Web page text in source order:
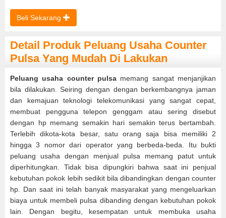
Beli Sekarang
Detail Produk Peluang Usaha Counter
Pulsa Yang Mudah Di Lakukan
Peluang usaha counter pulsa memang sangat menjanjikan
bila dilakukan. Seiring dengan dengan berkembangnya jaman
dan kemajuan teknologi telekomunikasi yang sangat cepat,
membuat pengguna telepon genggam atau sering disebut
dengan hp memang semakin hari semakin terus bertambah.
Terlebih dikota-kota besar, satu orang saja bisa memiliki 2
hingga 3 nomor dari operator yang berbeda-beda. Itu bukti
peluang usaha dengan menjual pulsa memang patut untuk
diperhitungkan. Tidak bisa dipungkiri bahwa saat ini penjual
kebutuhan pokok lebih sedikit bila dibandingkan dengan counter
hp. Dan saat ini telah banyak masyarakat yang mengeluarkan
biaya untuk membeli pulsa dibanding dengan kebutuhan pokok
lain. Dengan begitu, kesempatan untuk membuka usaha